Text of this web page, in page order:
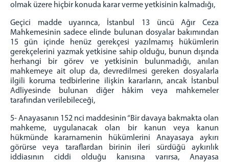
olmak üzere hiçbir konuda karar verme yetkisinin kalmadığı,
Geçici madde uyarınca, İstanbul 13 üncü Ağır Ceza
Mahkemesinin sadece elinde bulunan dosyalar bakımından
15 gün içinde henüz gerekçesi yazılmamış hükümlerin
gerekçelerini yazmak yetkisine sahip olduğu, bunun dışında
herhangi bir görev ve yetkisinin bulunmadığı, anılan
mahkemeye ait olup da, devredilmesi gereken dosyalarla
ilgili koruma tedbirlerine ilişkin kararların, ancak İstanbul
Adliyesinde bulunan diğer hâkim veya mahkemeler
tarafından verilebileceği,
5- Anayasanın 152 nci maddesinin “Bir davaya bakmakta olan
mahkeme, uygulanacak olan bir kanun veya kanun
hükmünde kararnamenin hükümlerini Anayasaya aykırı
görürse veya taraflardan birinin ileri sürdüğü aykırılık
iddiasının ciddi olduğu kanısına varırsa, Anayasa